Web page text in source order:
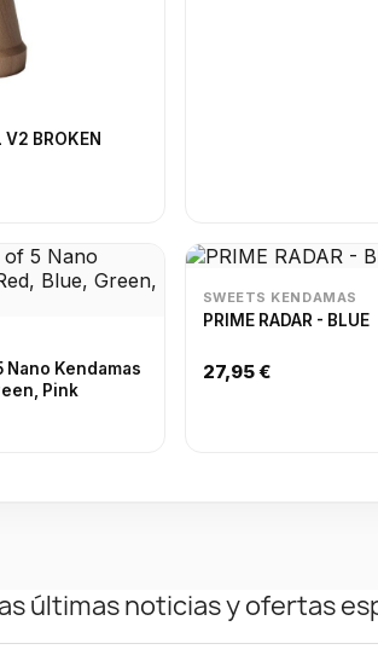
V2 BROKEN
Nano Kendamas
Pink
SWEETS KENDAMAS
PRIME RADAR - BLUE
27,95 €
últimas noticias y ofertas